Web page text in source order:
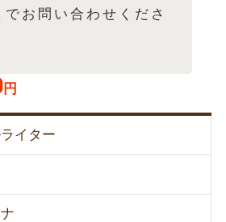
でお問い合わせくださ
円
イター